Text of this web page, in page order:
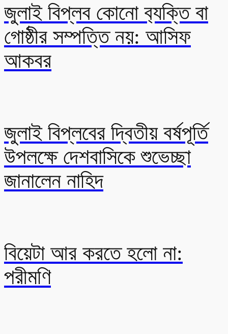
জুলাই বিপ্লব কোনো ব‍্যক্তি বা
গোষ্ঠীর সম্পত্তি নয়: আসিফ
আকবর
জুলাই বিপ্লবের দ্বিতীয় বর্ষপূর্তি
উপলক্ষে দেশবাসিকে শুভেচ্ছা
জানালেন নাহিদ
বিয়েটা আর করতে হলো না:
পরীমণি